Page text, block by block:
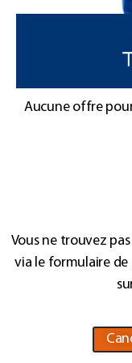
Aucune offre
Vous ne trouvez
via le formulaire